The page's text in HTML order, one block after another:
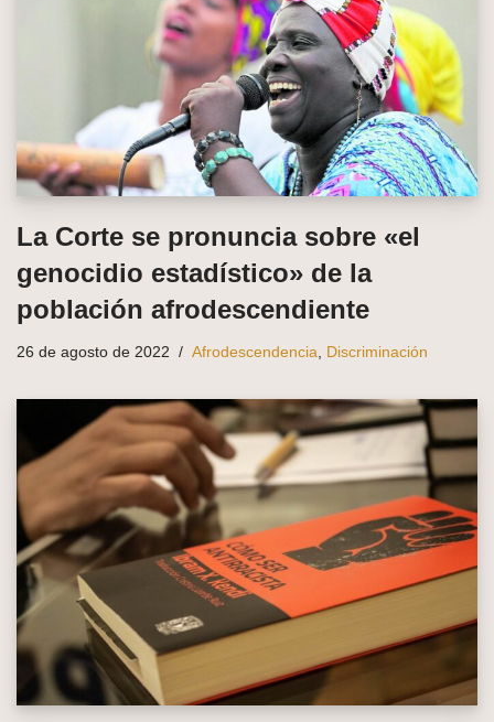
La Corte se pronuncia sobre «el
genocidio estadístico» de la
población afrodescendiente
26 de agosto de 2022 Afrodescendencia Discriminación